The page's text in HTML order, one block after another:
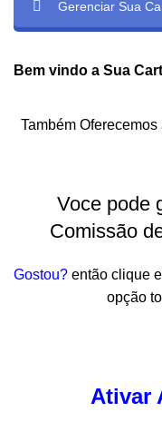
Gerenciar Sua
Bem vindo a Sua
Também
Voce pode
Comissão
Gostou? então clique
opção
Ativar